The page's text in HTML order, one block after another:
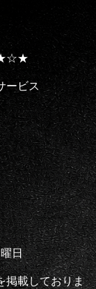
ビス
日
掲載しておりま